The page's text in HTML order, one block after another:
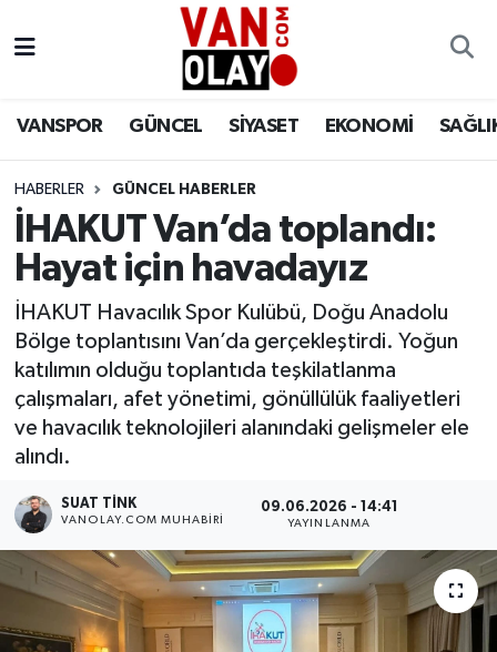
VANSPOR GÜNCEL SİYASET EKONOMİ
HABERLER GÜNCEL HABERLER
İHAKUT Van’da toplandı:
Hayat için havadayız
İHAKUT Havacılık Spor Kulübü, Doğu Anadolu
Bölge toplantısını Van’da gerçekleştirdi. Yoğun
katılımın olduğu toplantıda teşkilatlanma
çalışmaları, afet yönetimi, gönüllülük faaliyetleri
ve havacılık teknolojileri alanındaki gelişmeler ele
alındı.
SUAT TINK
VANOLAY.COM MUHABIRI
09.06.2026 - 14:41
YAYINLANMA
Siyaset
Ekonomi
Sağlık
Eğitim
Bilim & Teknoloji
Van Nöbetçi Eczaneler
Van Namaz Vakitleri
Van Trafik Yoğunluk Haritası
Süper Lig Puan Durumu ve Fikstür
Tüm Manşetler
Son Dakika Haberleri